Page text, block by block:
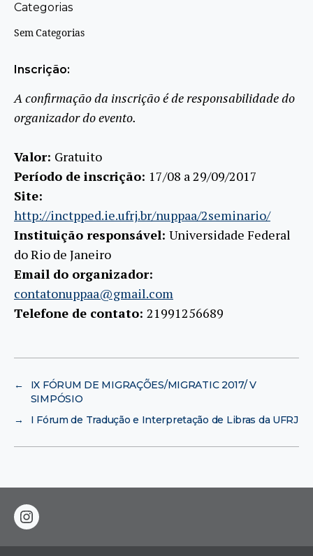
Categorias
Sem Categorias
Inscrição:
A confirmação da inscrição é de responsabilidade do
organizador do evento.
Valor: Gratuito
Período de inscrição: 17/08 a 29/09/2017
Site:
http://inctpped.ie.ufrj.br/nuppaa/2seminario/
Instituição responsável: Universidade Federal
do Rio de Janeiro
Email do organizador:
contatonuppaa@gmail.com
Telefone de contato: 21991256689
←
IX FÓRUM DE MIGRAÇÕES/MIGRATIC 2017/ V
SIMPÓSIO
→
I Fórum de Tradução e Interpretação de Libras da UFRJ
instagram